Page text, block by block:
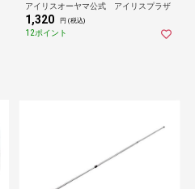
アイリスオーヤマ公式 アイリスプラザ
1,320 円 (税込)
12ポイント